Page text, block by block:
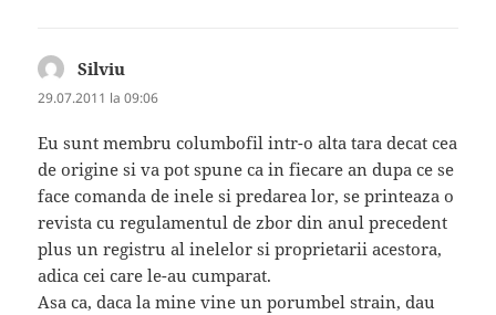
Silviu
29.07.2011 la 09:06
Eu sunt membru columbofil intr-o alta tara decat cea
de origine si va pot spune ca in fiecare an dupa ce se
face comanda de inele si predarea lor, se printeaza o
revista cu regulamentul de zbor din anul precedent
plus un registru al inelelor si proprietarii acestora,
adica cei care le-au cumparat.
Asa ca, daca la mine vine un porumbel strain, dau